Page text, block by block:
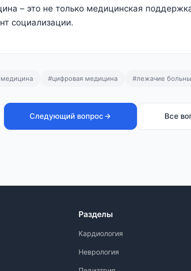
– это не только медицинская
социализации.
#цифровая медицина #лежачие
Следующий вопрос Все
Разделы
Кардиология
Неврология